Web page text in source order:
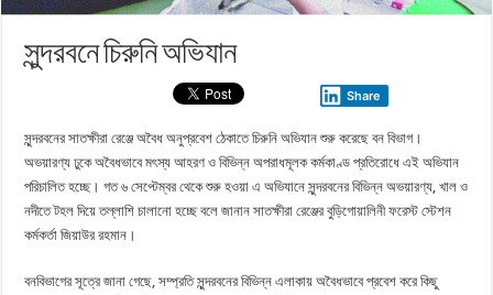
সুন্দরবনে চিরুনি অভিযান
Share
সুন্দরবনের সাতক্ষীরা রেঞ্জে অবৈধ অনুপ্রবেশ ঠেকাতে চিরুনি অভিযান শুরু করেছে বন বিভাগ।
অভয়ারণ্য ঢুকে অবৈধভাবে মৎস্য আহরণ ও বিভিন্ন অপরাধমূলক কর্মকাণ্ড প্রতিরোধে এই অভিযান
পরিচালিত হচ্ছে। গত ৬ সেপ্টেম্বর থেকে শুরু হওয়া এ অভিযানে সুন্দরবনের বিভিন্ন অভয়ারণ্য, খাল ও
নদীতে টহল দিয়ে তল্লাশি চালানো হচ্ছে বলে জানান সাতক্ষীরা রেঞ্জের বুড়িগোয়ালিনী ফরেস্ট স্টেশন
কর্মকর্তা জিয়াউর রহমান।
বনবিভাগের সূত্রে জানা গেছে, সম্প্রতি সুন্দরবনের বিভিন্ন এলাকায় অবৈধভাবে প্রবেশ করে কিছু